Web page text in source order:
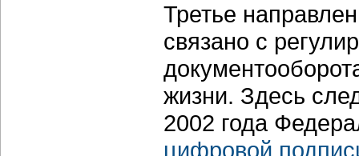
Третье
связано с
жизни. Здесь
2002 года
цифровой